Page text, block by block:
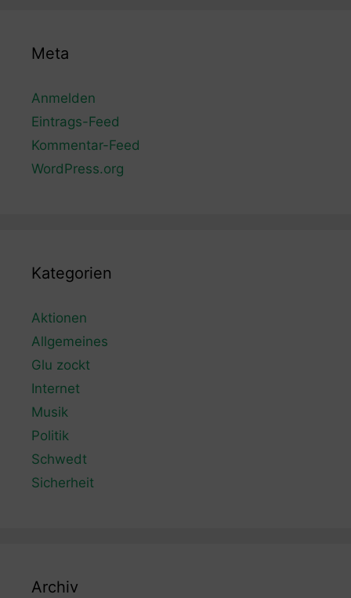
Meta
Anmelden
Eintrags-Feed
Kommentar-Feed
WordPress.org
Kategorien
Aktionen
Allgemeines
Glu zockt
Internet
Musik
Politik
Schwedt
Sicherheit
Archiv